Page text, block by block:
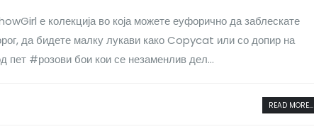
е колекција во која можете еуфорично да заблескате
да бидете малку лукави како Copycat или со допир на
пет #розови бои кои се незаменлив дел...
READ MORE...